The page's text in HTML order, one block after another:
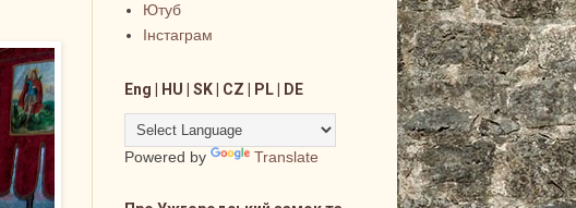
Ютуб
Інстаграм
Eng | HU | SK | CZ | PL | DE
Powered by Translate